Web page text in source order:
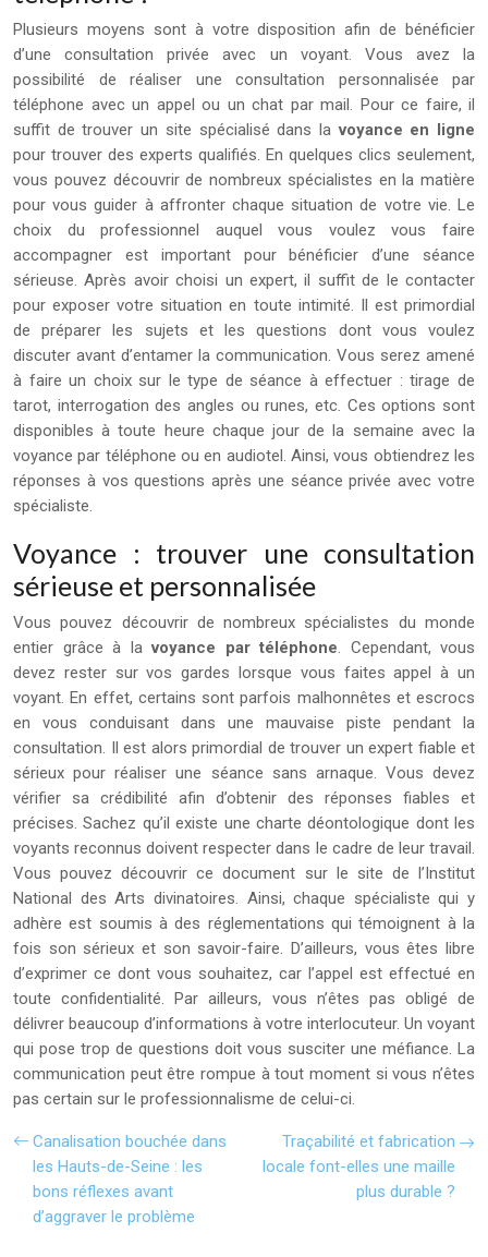
Plusieurs moyens sont à votre disposition afin de bénéficier
d’une consultation privée avec un voyant. Vous avez la
possibilité de réaliser une consultation personnalisée par
téléphone avec un appel ou un chat par mail. Pour ce faire, il
suffit de trouver un site spécialisé dans lavoyance en ligne
pour trouver des experts qualifiés. En quelques clics seulement,
vous pouvez découvrir de nombreux spécialistes en la matière
pour vous guider à affronter chaque situation de votre vie. Le
choix du professionnel auquel vous voulez vous faire
accompagner est important pour bénéficier d’une séance
sérieuse. Après avoir choisi un expert, il suffit de le contacter
pour exposer votre situation en toute intimité. Il est primordial
de préparer les sujets et les questions dont vous voulez
discuter avant d’entamer la communication. Vous serez amené
à faire un choix sur le type de séance à effectuer : tirage de
tarot, interrogation des angles ou runes, etc. Ces options sont
disponibles à toute heure chaque jour de la semaine avec la
voyance par téléphone ou en audiotel. Ainsi, vous obtiendrez les
réponses à vos questions après une séance privée avec votre
spécialiste.
Voyance : trouver une consultation
sérieuse et personnalisée
Vous pouvez découvrir de nombreux spécialistes du monde
entier grâce à lavoyance par téléphone. Cependant, vous
devez rester sur vos gardes lorsque vous faites appel à un
voyant. En effet, certains sont parfois malhonnêtes et escrocs
en vous conduisant dans une mauvaise piste pendant la
consultation. Il est alors primordial de trouver un expert fiable et
sérieux pour réaliser une séance sans arnaque. Vous devez
vérifier sa crédibilité afin d’obtenir des réponses fiables et
précises. Sachez qu’il existe une charte déontologique dont les
voyants reconnus doivent respecter dans le cadre de leur travail.
Vous pouvez découvrir ce document sur le site de l’Institut
National des Arts divinatoires. Ainsi, chaque spécialiste qui y
adhère est soumis à des réglementations qui témoignent à la
fois son sérieux et son savoir-faire. D’ailleurs, vous êtes libre
d’exprimer ce dont vous souhaitez, car l’appel est effectué en
toute confidentialité. Par ailleurs, vous n’êtes pas obligé de
délivrer beaucoup d’informations à votre interlocuteur. Un voyant
qui pose trop de questions doit vous susciter une méfiance. La
communication peut être rompue à tout moment si vous n’êtes
pas certain sur le professionnalisme de celui-ci.
Canalisation bouchée dans
les Hauts-de-Seine : les
bons réflexes avant
d’aggraver le problème
Traçabilité et fabrication
locale font-elles une maille
plus durable ?